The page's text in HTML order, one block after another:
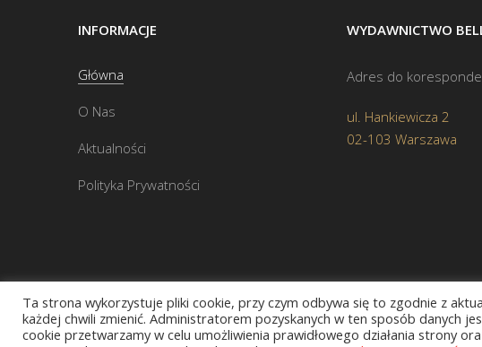
INFORMACJE
Główna
O Nas
Aktualności
Polityka Prywatności
WYDAWNICTWO
Adres do
ul. Hankiewicza 2
02-103 Warszawa
Ta strona wykorzystuje pliki cookie, przy czym odbywa się to zgodnie z
każdej chwili zmienić. Administratorem pozyskanych w ten sposób danych
cookie przetwarzamy w celu umożliwienia prawidłowego działania strony